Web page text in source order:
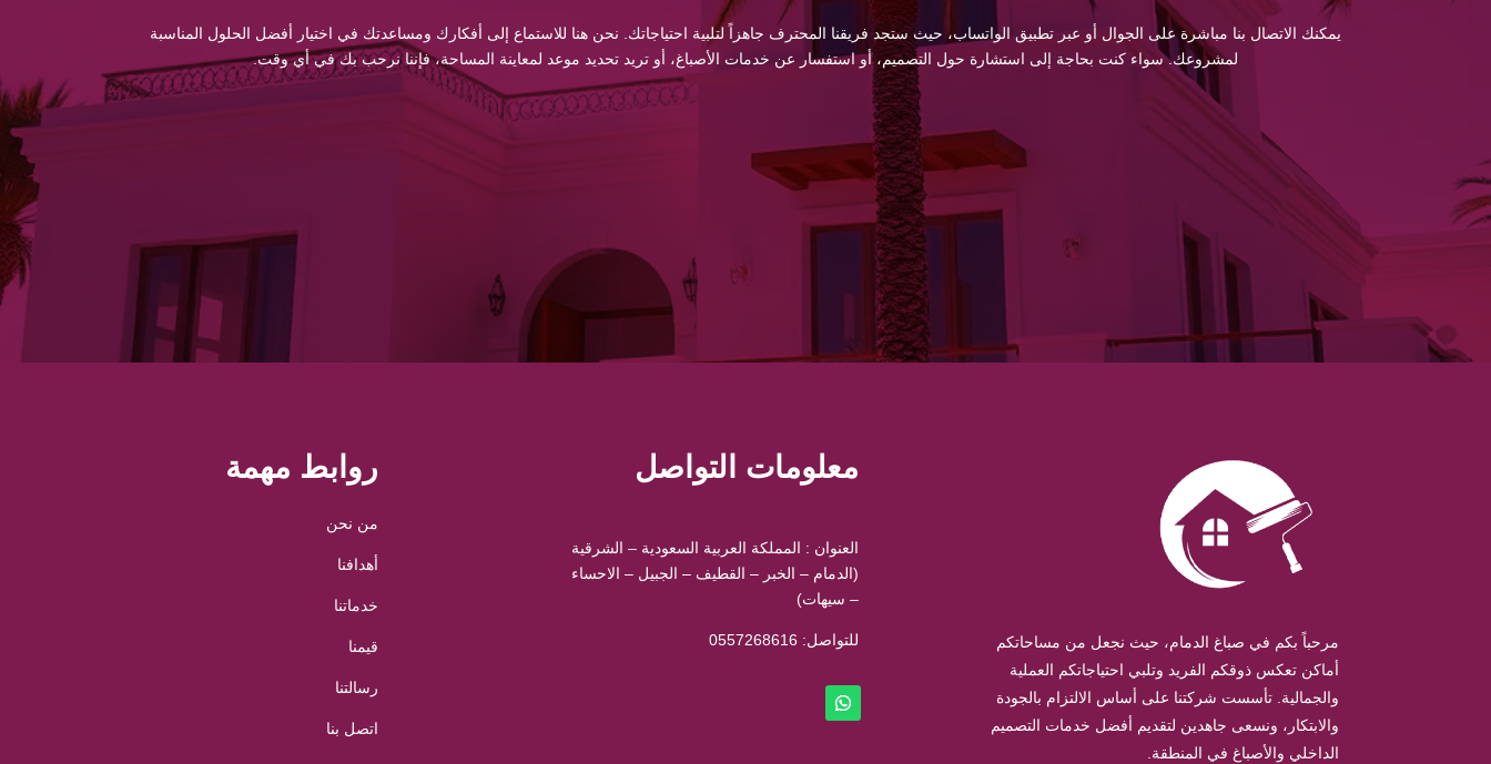
يمكنك الاتصال بنا مباشرة على الجوال أو عبر تطبيق الواتساب، حيث ستجد فريقنا المحترف جاهزاً لتلبية احتياجاتك. نحن هنا للاستماع إلى أفكارك ومساعدتك في اختيار أفضل الحلول المناسبة
لمشروعك. سواء كنت بحاجة إلى استشارة حول التصميم، أو استفسار عن خدمات الأصباغ، أو تريد تحديد موعد لمعاينة المساحة، فإننا نرحب بك في أي وقت.
روابط مهمة
من نحن
أهدافنا
خدماتنا
قيمنا
رسالتنا
اتصل بنا
معلومات التواصل
العنوان : المملكة العربية السعودية – الشرقية
(الدمام – الخبر – القطيف – الجبيل – الاحساء
– سيهات)
للتواصل: ⁦ 0557268616
مرحباً بكم في صباغ الدمام، حيث نجعل من مساحاتكم
أماكن تعكس ذوقكم الفريد وتلبي احتياجاتكم العملية
والجمالية. تأسست شركتنا على أساس الالتزام بالجودة
والابتكار، ونسعى جاهدين لتقديم أفضل خدمات التصميم
الداخلي والأصباغ في المنطقة.